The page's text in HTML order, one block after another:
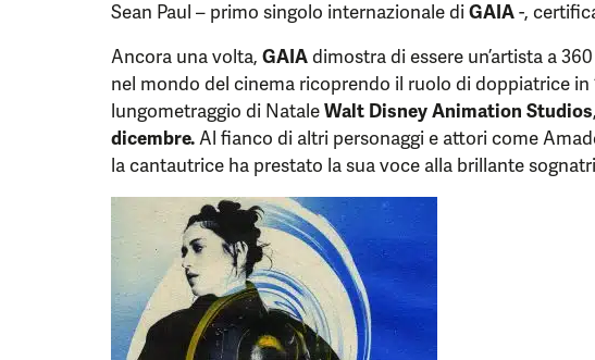
Sean Paul – primo singolo internazionale diGAIA-,
Ancora una volta, GAIAdimostra di essere un’artista a
nel mondo del cinema ricoprendo il ruolo di doppiatrice in
lungometraggio di NataleWalt Disney Animation Studios
dicembre.Al fianco di altri personaggi e attori come
la cantautrice ha prestato la sua voce alla brillante